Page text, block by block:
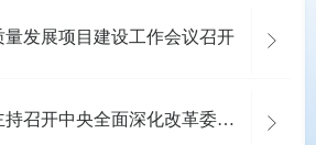
量发展项目建设工作会议召开
习近平主持召开中央全面深化改革委员会第六次会议强调：解放思想实事求是与时俱进求真务实 全力抓好改革任务的组织实施